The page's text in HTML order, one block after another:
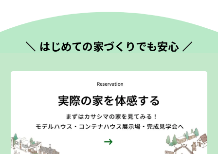
はじめての家づくりでも安心